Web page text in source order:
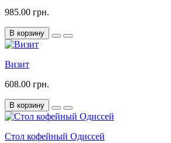
985.00 грн.
В корзину
Визит
608.00 грн.
В корзину
Стол кофейный Одиссей